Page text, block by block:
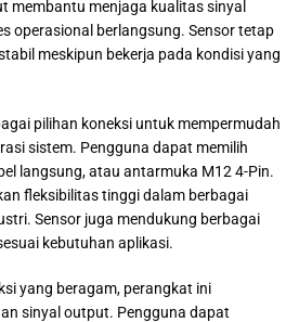
membantu menjaga kualitas sinyal
operasional berlangsung. Sensor tetap
meskipun bekerja pada kondisi yang
pilihan koneksi untuk mempermudah
sistem. Pengguna dapat memilih
langsung, atau antarmuka M12 4-Pin.
fleksibilitas tinggi dalam berbagai
Sensor juga mendukung berbagai
kebutuhan aplikasi.
yang beragam, perangkat ini
sinyal output. Pengguna dapat